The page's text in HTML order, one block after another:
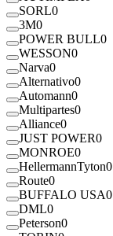
SORL0
3M0
POWER BULL0
WESSON0
Narva0
Alternativo0
Automann0
Multipartes0
Alliance0
JUST POWER0
MONROE0
HellermannTyton0
Route0
BUFFALO USA0
DML0
Peterson0